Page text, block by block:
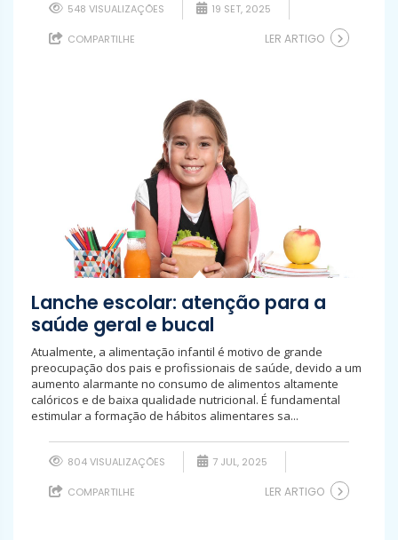
548 VISUALIZAÇÕES 19 SET, 2025
COMPARTILHE LER ARTIGO
Lanche escolar: atenção para a
saúde geral e bucal
Atualmente, a alimentação infantil é motivo de grande
preocupação dos pais e profissionais de saúde, devido a um
aumento alarmante no consumo de alimentos altamente
calóricos e de baixa qualidade nutricional. É fundamental
estimular a formação de hábitos alimentares sa...
804 VISUALIZAÇÕES 7 JUL, 2025
COMPARTILHE LER ARTIGO